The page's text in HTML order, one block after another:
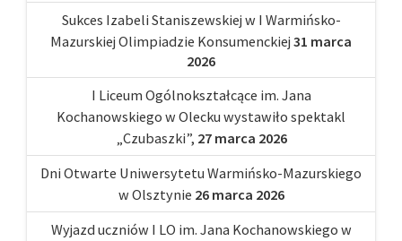
Sukces Izabeli Staniszewskiej w I Warmińsko-
Mazurskiej Olimpiadzie Konsumenckiej 31 marca
2026
I Liceum Ogólnokształcące im. Jana
Kochanowskiego w Olecku wystawiło spektakl
„Czubaszki”, 27 marca 2026
Dni Otwarte Uniwersytetu Warmińsko-Mazurskiego
w Olsztynie 26 marca 2026
Wyjazd uczniów I LO im. Jana Kochanowskiego w